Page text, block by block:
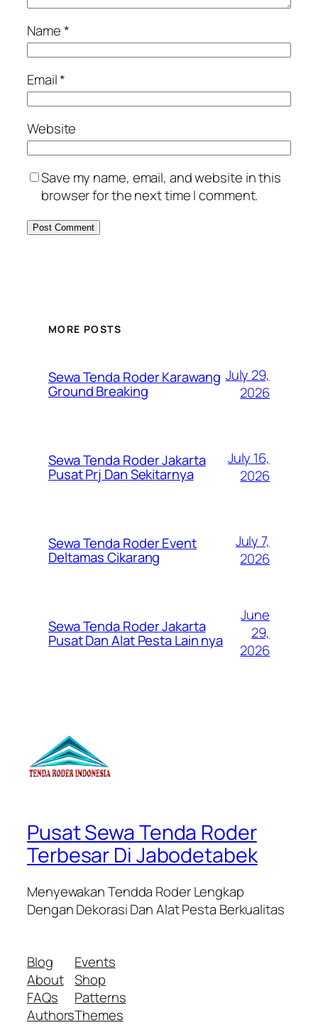
Name*
Email*
Website
Save my name, email, and website in this
browser for the next time I comment.
MORE POSTS
Sewa Tenda Roder Karawang
Ground Breaking
July 29,
2026
Sewa Tenda Roder Jakarta
Pusat Prj Dan Sekitarnya
July 16,
2026
Sewa Tenda Roder Event
Deltamas Cikarang
July 7,
2026
Sewa Tenda Roder Jakarta
Pusat Dan Alat Pesta Lain nya
June
29,
2026
Pusat Sewa Tenda Roder
Terbesar Di Jabodetabek
Menyewakan Tendda Roder Lengkap
Dengan Dekorasi Dan Alat Pesta Berkualitas
Blog
About
FAQs
Authors
Events
Shop
Patterns
Themes